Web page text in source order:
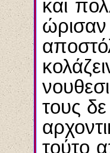
και
τους
τούτο